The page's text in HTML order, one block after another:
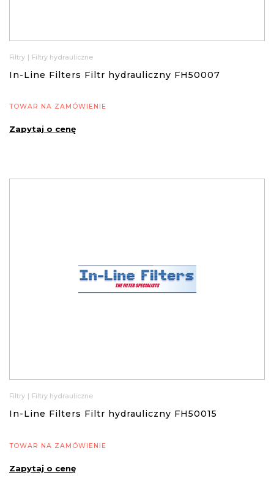
Filtry | Filtry hydrauliczne
In-Line Filters Filtr hydrauliczny FH50007
TOWAR NA ZAMÓWIENIE
Zapytaj o cenę
Filtry Filtry hydrauliczne
In-Line Filters Filtr hydrauliczny FH50015
TOWAR NA ZAMÓWIENIE
Zapytaj o cenę